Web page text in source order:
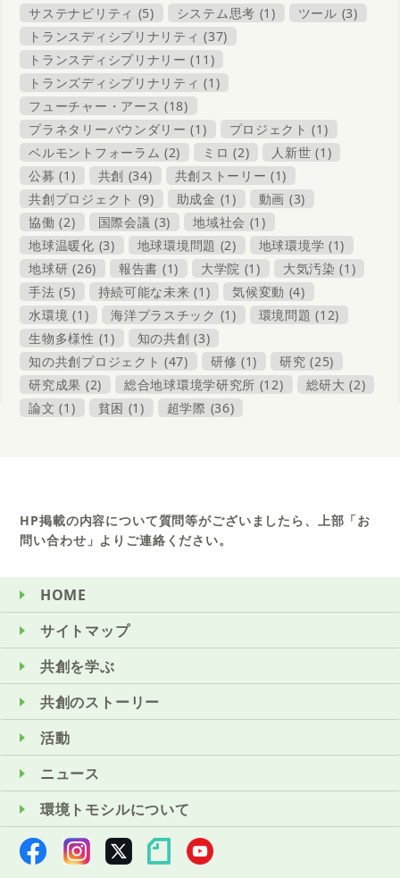
サステナビリティ (5)
システム思考 (1)
ツール (3)
トランスディシプリナリティ (37)
トランスディシプリナリー (11)
トランズディシプリナリティ (1)
フューチャー・アース (18)
プラネタリーバウンダリー (1)
プロジェクト (1)
ベルモントフォーラム (2)
ミロ (2)
人新世 (1)
公募 (1)
共創 (34)
共創ストーリー (1)
共創プロジェクト (9)
助成金 (1)
動画 (3)
協働 (2)
国際会議 (3)
地域社会 (1)
地球温暖化 (3)
地球環境問題 (2)
地球環境学 (1)
地球研 (26)
報告書 (1) 大学院 (1)
大気汚染 (1)
手法 (5)
持続可能な未来 (1)
気候変動 (4)
水環境 (1)
海洋プラスチック (1)
環境問題 (12)
生物多様性 (1)
知の共創 (3)
知の共創プロジェクト (47)
研修 (1)
研究 (25)
研究成果 (2)
総合地球環境学研究所 (12)
総研大 (2)
論文 (1)
貧困 (1) 超学際 (36)
HP掲載の内容について質問等がございましたら、上部「お
問い合わせ」よりご連絡ください。
HOME
サイトマップ
共創を学ぶ
共創のストーリー
活動
ニュース
環境トモシルについて